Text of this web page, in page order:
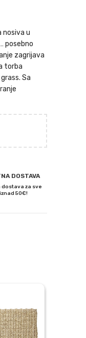
nosiva u
posebno
zagrijava
torba
Sa
DOSTAVA
za sve
50€!